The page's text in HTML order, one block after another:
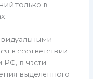
только в
в соответствии
РФ, в части
выделенного